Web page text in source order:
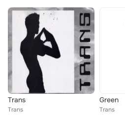
Trans
Trans
Green
Trans